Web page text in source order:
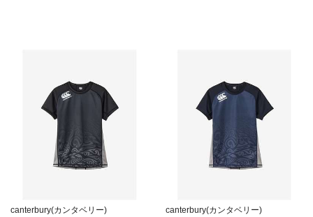
canterbury(カンタベリー)
canterbury(カンタベリー)